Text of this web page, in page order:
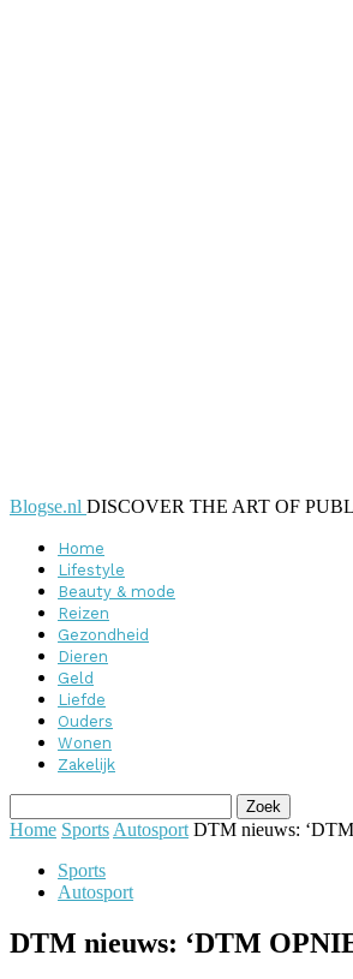
Blogse.nl DISCOVER THE ART OF
Home
Lifestyle
Beauty & mode
Reizen
Gezondheid
Dieren
Geld
Liefde
Ouders
Wonen
Zakelijk
Home Sports Autosport DTM nieuws:
Sports
Autosport
DTM nieuws: ‘DTM